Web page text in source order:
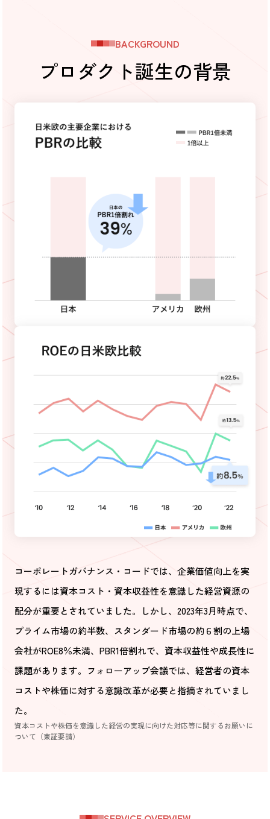
BACKGROUND
プロダクト誕生の背景
コーポレートガバナンス・コードでは、企業価値向上を実
現するには資本コスト・資本収益性を意識した経営資源の
配分が重要とされていました。しかし、2023年3月時点で、
プライム市場の約半数、スタンダード市場の約６割の上場
会社がROE8％未満、PBR1倍割れで、資本収益性や成長性に
課題があります。フォローアップ会議では、経営者の資本
コストや株価に対する意識改革が必要と指摘されていまし
た。
資本コストや株価を意識した経営の実現に向けた対応等に関するお願いに
ついて（東証要請）